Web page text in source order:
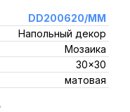
DD200620/MM
Напольный декор
Мозаика
30x30
матовая